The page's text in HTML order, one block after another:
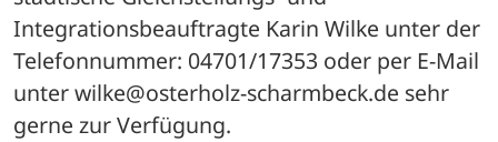
Integrationsbeauftragte Karin Wilke unter der
Telefonnummer: 04701/17353 oder per E-Mail
unter wilke@osterholz-scharmbeck.de sehr
gerne zur Verfügung.